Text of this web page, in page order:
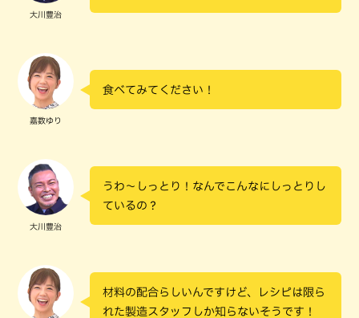
大川豊治
嘉数ゆり
食べてみてください！
大川豊治
うわ～しっとり！なんでこんなにしっとりし
ているの？
材料の配合らしいんですけど、レシピは限ら
れた製造スタッフしか知らないそうです！